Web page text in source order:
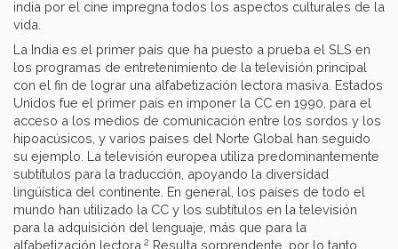
india por el cine impregna todos los aspectos culturales de la
vida.
La India es el primer país que ha puesto a prueba el SLS en
los programas de entretenimiento de la televisión principal
con el fin de lograr una alfabetización lectora masiva. Estados
Unidos fue el primer país en imponer la CC en 1990, para el
acceso a los medios de comunicación entre los sordos y los
hipoacúsicos, y varios países del Norte Global han seguido
su ejemplo. La televisión europea utiliza predominantemente
subtítulos para la traducción, apoyando la diversidad
lingüística del continente. En general, los países de todo el
mundo han utilizado la CC y los subtítulos en la televisión
para la adquisición del lenguaje, más que para la
alfabetización lectora.2 Resulta sorprendente, por lo tanto,